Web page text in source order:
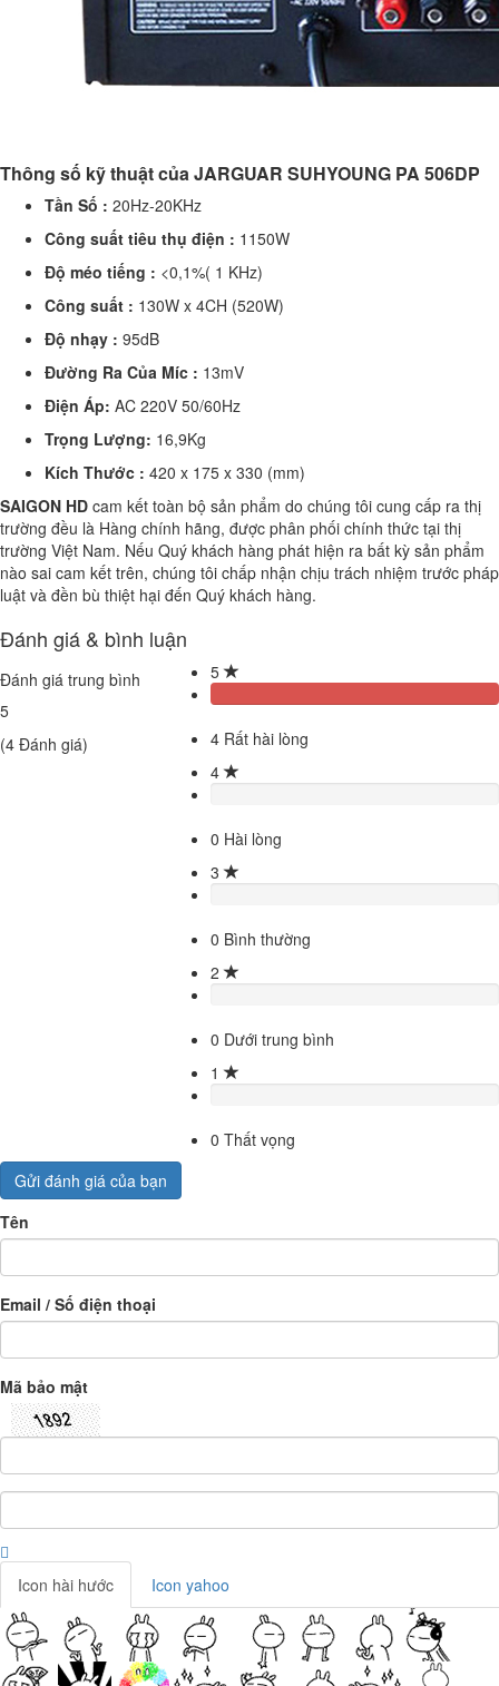
Thông số kỹ thuật của JARGUAR SUHYOUNG PA 506DP
Tần Số : 20Hz-20KHz
Công suất tiêu thụ điện : 1150W
Độ méo tiếng : <0,1%( 1 KHz)
Công suất : 130W x 4CH (520W)
Độ nhạy : 95dB
Đường Ra Của Míc : 13mV
Điện Áp: AC 220V 50/60Hz
Trọng Lượng: 16,9Kg
Kích Thước : 420 x 175 x 330 (mm)
SAIGON HD cam kết toàn bộ sản phẩm do chúng tôi cung cấp ra thị
trường đều là Hàng chính hãng, được phân phối chính thức tại thị
trường Việt Nam. Nếu Quý khách hàng phát hiện ra bất kỳ sản phẩm
nào sai cam kết trên, chúng tôi chấp nhận chịu trách nhiệm trước pháp
luật và đền bù thiệt hại đến Quý khách hàng.
Đánh giá & bình luận
Đánh giá trung bình
5
(4 Đánh giá)
5
4 Rất hài lòng
4
0 Hài lòng
3
0 Bình thường
2
0 Dưới trung bình
1
0 Thất vọng
Gửi đánh giá của bạn
Tên
Email / Số điện thoại
Mã bảo mật
Icon hài hước Icon yahoo